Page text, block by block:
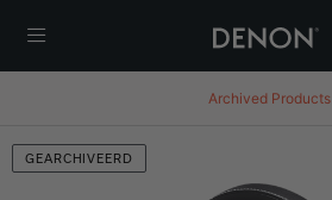
Archived Products
GEARCHIVEERD